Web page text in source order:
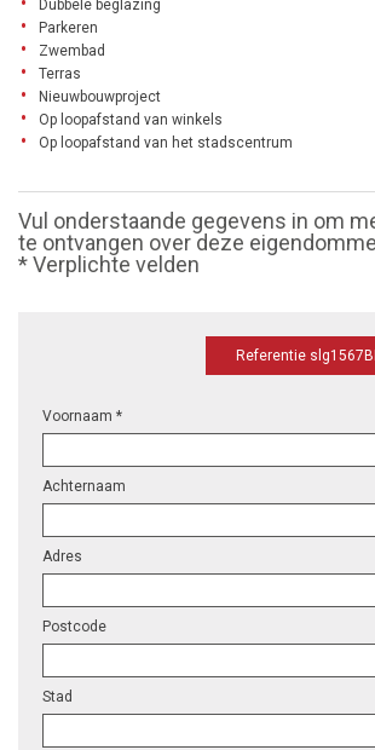
Dubbele beglazing
Parkeren
Zwembad
Terras
Nieuwbouwproject
Op loopafstand van winkels
Op loopafstand van het stadscentrum
Vul onderstaande gegevens in om
te ontvangen over deze
* Verplichte velden
Referentie
Voornaam *
Achternaam
Adres
Postcode
Stad